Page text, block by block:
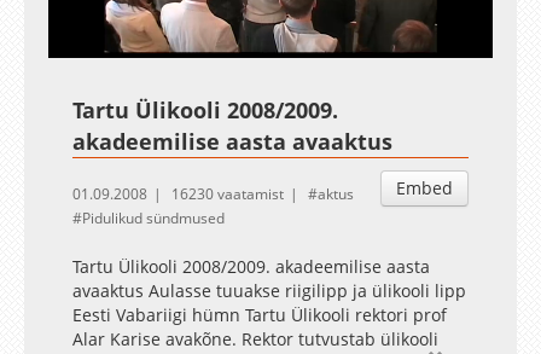
Unmute Loaded
:
93.18%
Esituskiirused
Tartu Ülikooli 2008/2009.
akadeemilise aasta avaaktus
Embed
01.09.2008 16230 vaatamist
aktus
Pidulikud sündmused
Tartu Ülikooli 2008/2009. akadeemilise aasta
avaaktus Aulasse tuuakse riigilipp ja ülikooli lipp
Eesti Vabariigi hümn Tartu Ülikooli rektori prof
Alar Karise avakõne. Rektor tutvustab ülikooli